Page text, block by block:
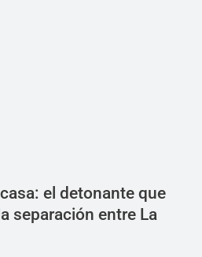
el detonante que
separación entre La